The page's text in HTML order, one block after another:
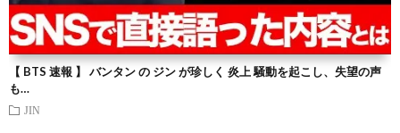
【 BTS 速報 】 バンタン の ジン が珍しく 炎上 騒動を起こし、失望の声
も…
JIN